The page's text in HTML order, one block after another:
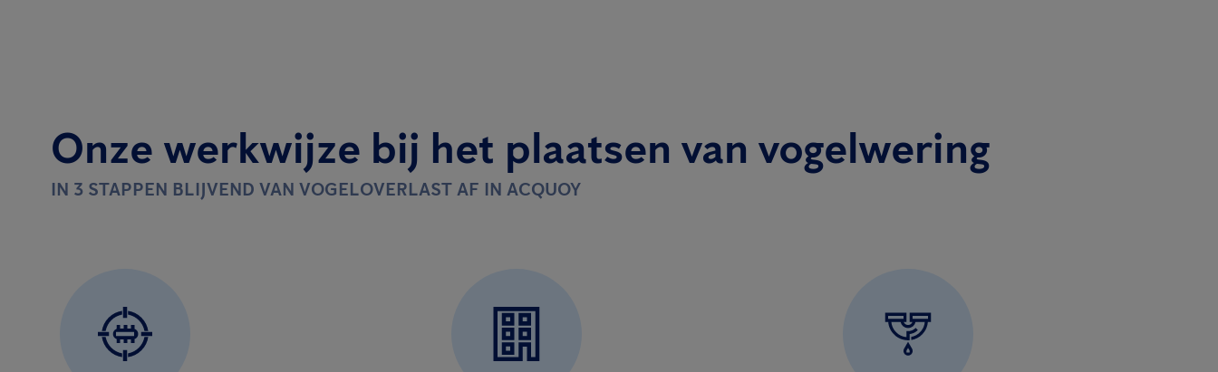
Onze werkwijze bij het plaatsen van vogelwering
IN 3 STAPPEN BLIJVEND VAN VOGELOVERLAST AF IN ACQUOY